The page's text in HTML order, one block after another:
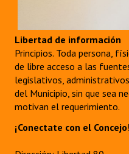
Libertad de información
Principios. Toda persona,
de libre acceso a las
legislativos,
del Municipio, sin que sea
motivan el requerimiento.
¡Conectate con el